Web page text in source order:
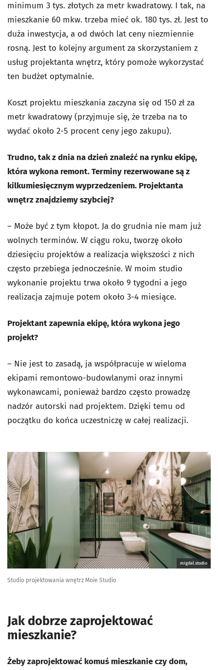
minimum 3 tys. złotych za metr kwadratowy. I tak, na
mieszkanie 60 mkw. trzeba mieć ok. 180 tys. zł. Jest to
duża inwestycja, a od dwóch lat ceny niezmiennie
rosną. Jest to kolejny argument za skorzystaniem z
usług projektanta wnętrz, który pomoże wykorzystać
ten budżet optymalnie.
Koszt projektu mieszkania zaczyna się od 150 zł za
metr kwadratowy (przyjmuje się, że trzeba na to
wydać około 2-5 procent ceny jego zakupu).
Trudno, tak z dnia na dzień znaleźć na rynku ekipę,
która wykona remont. Terminy rezerwowane są z
kilkumiesięcznym wyprzedzeniem. Projektanta
wnętrz znajdziemy szybciej?
– Może być z tym kłopot. Ja do grudnia nie mam już
wolnych terminów. W ciągu roku, tworzę około
dziesięciu projektów a realizacja większości z nich
często przebiega jednocześnie. W moim studio
wykonanie projektu trwa około 9 tygodni a jego
realizacja zajmuje potem około 3-4 miesiące.
Projektant zapewnia ekipę, która wykona jego
projekt?
– Nie jest to zasadą, ja współpracuje w wieloma
ekipami remontowo-budowlanymi oraz innymi
wykonawcami, ponieważ bardzo często prowadzę
nadzór autorski nad projektem. Dzięki temu od
początku do końca uczestniczę w całej realizacji.
migdal.studio
Studio projektowania wnętrz Moie Studio
Jak dobrze zaprojektować
mieszkanie?
Żeby zaprojektować komuś mieszkanie czy dom,